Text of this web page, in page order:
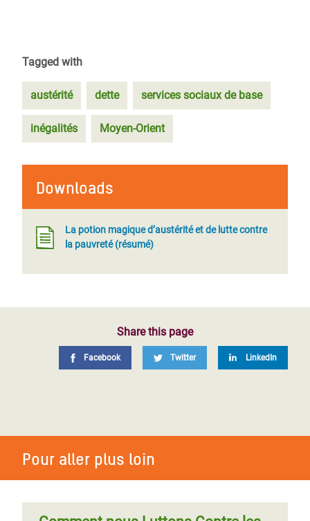
Tagged with
austérité dette services sociaux de base
inégalités Moyen-Orient
Downloads
La potion magique d’austérité et de lutte contre
la pauvreté (résumé)
Share this page
Facebook Twitter LinkedIn
Pour aller plus loin